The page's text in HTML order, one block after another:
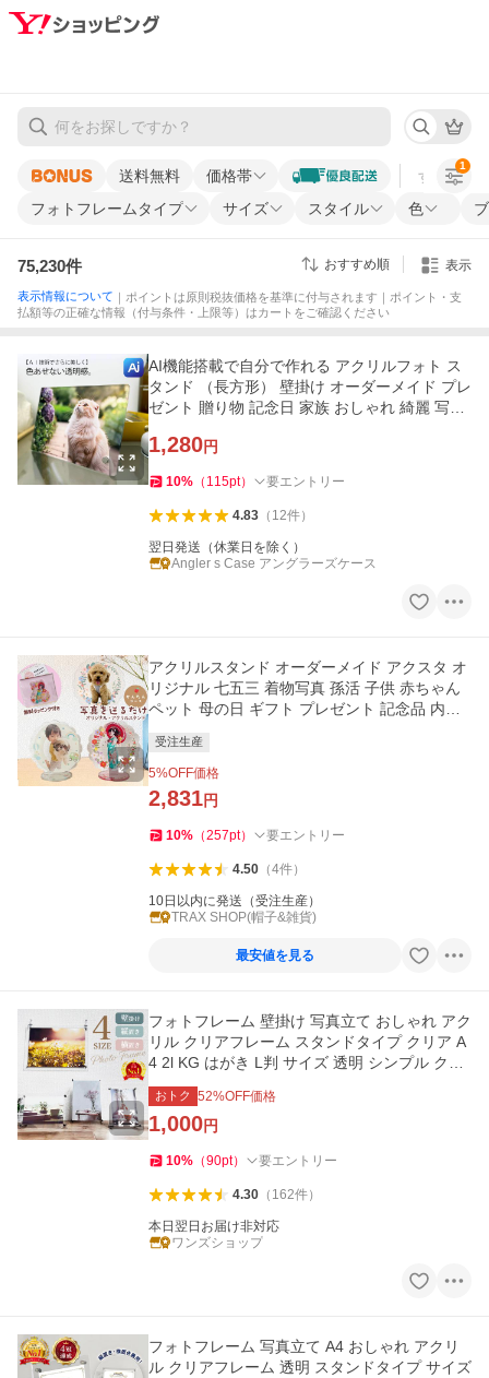
送料無料 価格帯 すべての条
フォトフレームタイプ サイズ スタイル 色
1
75,230件 おすすめ順 表示
表示情報について ｜ポイントは原則税抜価格を基準に付与されます｜ポイント・支
払額等の正確な情報（付与条件・上限等）はカートをご確認ください
AI機能搭載で自分で作れる アクリルフォト ス
タンド （長方形） 壁掛け オーダーメイド プレ
ゼント 贈り物 記念日 家族 おしゃれ 綺麗 写真
1,280円
10% （ 115pt） 要エントリー
4.83（ 12件）
翌日発送（休業日を除く）
Angler s Case アングラーズケース
アクリルスタンド オーダーメイド アクスタ オ
リジナル 七五三 着物写真 孫活 子供 赤ちゃん
ペット 母の日 ギフト プレゼント 記念品 内祝
受注生産
5%OFF価格
2,831円
10% （257pt） 要エントリー
4.50（4件）
10日以内に発送（受注生産）
TRAX SHOP(帽子&雑貨)
最安値を見る
フォトフレーム 壁掛け 写真立て おしゃれ アク
リル クリアフレーム スタンドタイプ クリア A
4 2l KG はがき L判 サイズ 透明 シンプル クリ
ア お洒落 セット
おトク 52%OFF価格
1,000円
10% （90pt） 要エントリー
4.30（ 162件）
本日翌日お届け非対応
ワンズショップ
フォトフレーム 写真立て A4 おしゃれ アクリ
ル クリアフレーム 透明 スタンドタイプ サイズ